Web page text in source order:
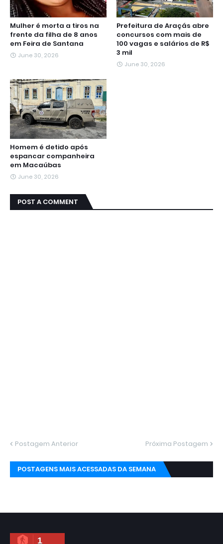
Mulher é morta a tiros na
frente da filha de 8 anos
em Feira de Santana
June 30, 2026
Prefeitura de Araçás abre
concursos com mais de
100 vagas e salários de R$
3 mil
June 30, 2026
Homem é detido após
espancar companheira
em Macaúbas
June 30, 2026
POST A COMMENT
Postagem Anterior Próxima Postagem
POSTAGENS MAIS ACESSADAS DA SEMANA
1